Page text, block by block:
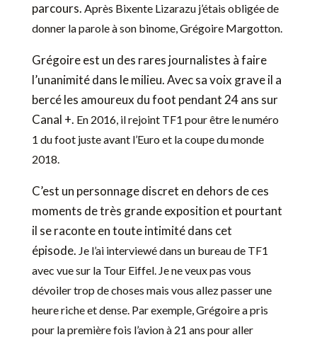
parcours. Après Bixente Lizarazu j’étais obligée de
donner la parole à son binome, Grégoire Margotton.
Grégoire est un des rares journalistes à faire
l’unanimité dans le milieu. Avec sa voix grave il a
bercé les amoureux du foot pendant 24 ans sur
Canal +. En 2016, il rejoint TF1 pour être le numéro
1 du foot juste avant l’Euro et la coupe du monde
2018.
C’est un personnage discret en dehors de ces
moments de très grande exposition et pourtant
il se raconte en toute intimité dans cet
épisode. Je l’ai interviewé dans un bureau de TF1
avec vue sur la Tour Eiffel. Je ne veux pas vous
dévoiler trop de choses mais vous allez passer une
heure riche et dense. Par exemple, Grégoire a pris
pour la première fois l’avion à 21 ans pour aller